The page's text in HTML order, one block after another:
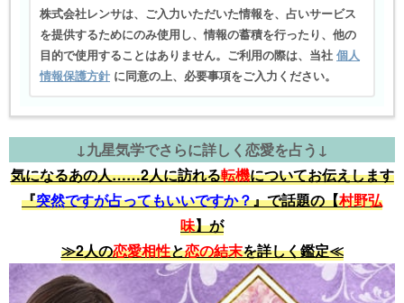
株式会社レンサは、ご入力いただいた情報を、占いサービス
を提供するためにのみ使用し、情報の蓄積を行ったり、他の
目的で使用することはありません。ご利用の際は、当社 個人
情報保護方針 に同意の上、必要事項をご入力ください。
↓九星気学でさらに詳しく恋愛を占う↓
気になるあの人……2人に訪れる転機についてお伝えします
『突然ですが占ってもいいですか？』で話題の【村野弘
味】が
≫2人の恋愛相性と恋の結末を詳しく鑑定≪